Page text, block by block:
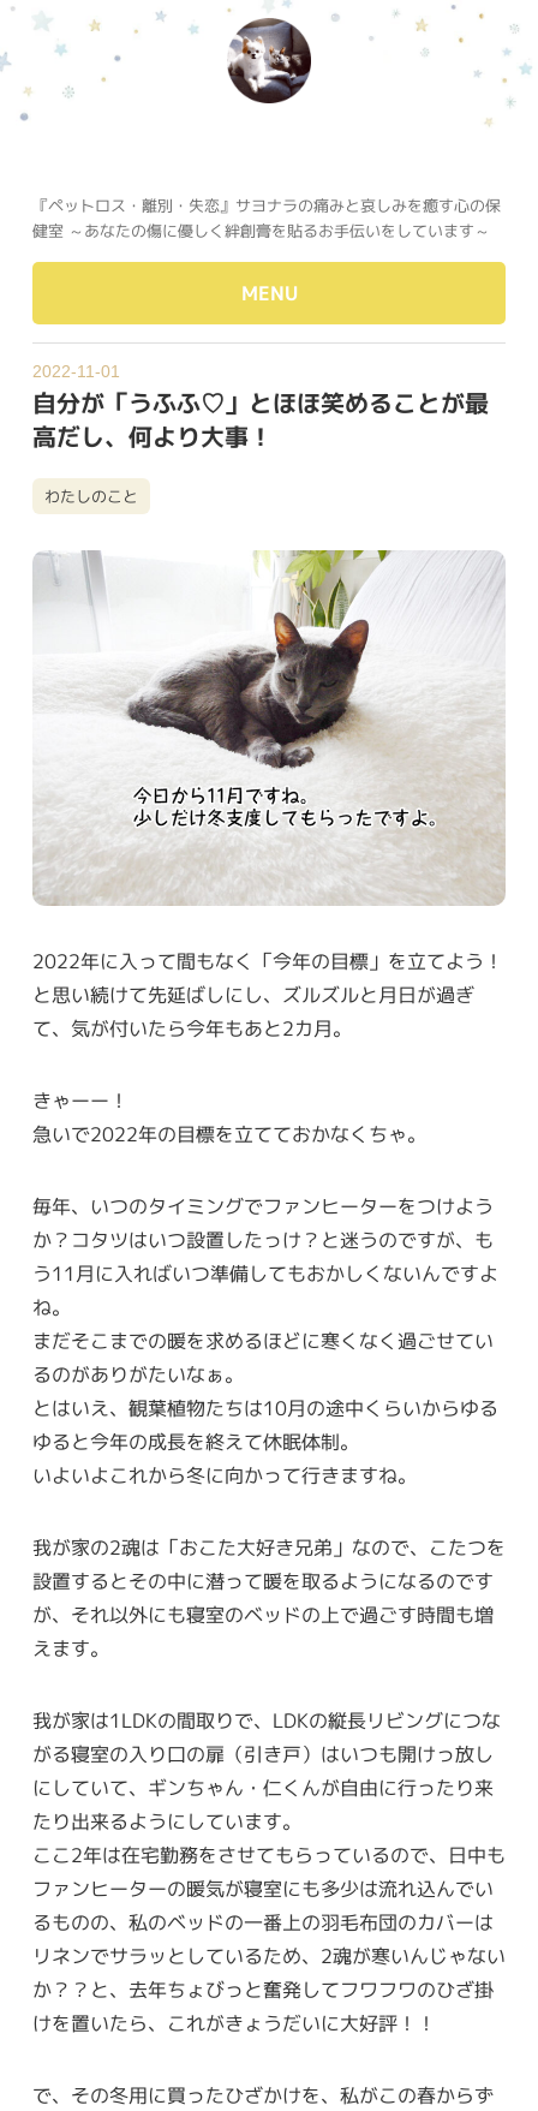
『ペットロス・離別・失恋』サヨナラの痛みと哀しみを癒す心の保
健室 ～あなたの傷に優しく絆創膏を貼るお手伝いをしています～
MENU
2022-11-01
自分が「うふふ♡」とほほ笑めることが最
高だし、何より大事！
わたしのこと
2022年に入って間もなく「今年の目標」を立てよう！
と思い続けて先延ばしにし、ズルズルと月日が過ぎ
て、気が付いたら今年もあと2カ月。
きゃーー！
急いで2022年の目標を立てておかなくちゃ。
毎年、いつのタイミングでファンヒーターをつけよう
か？コタツはいつ設置したっけ？と迷うのですが、も
う11月に入ればいつ準備してもおかしくないんですよ
ね。
まだそこまでの暖を求めるほどに寒くなく過ごせてい
るのがありがたいなぁ。
とはいえ、観葉植物たちは10月の途中くらいからゆる
ゆると今年の成長を終えて休眠体制。
いよいよこれから冬に向かって行きますね。
我が家の2魂は「おこた大好き兄弟」なので、こたつを
設置するとその中に潜って暖を取るようになるのです
が、それ以外にも寝室のベッドの上で過ごす時間も増
えます。
我が家は1LDKの間取りで、LDKの縦長リビングにつな
がる寝室の入り口の扉（引き戸）はいつも開けっ放し
にしていて、ギンちゃん・仁くんが自由に行ったり来
たり出来るようにしています。
ここ2年は在宅勤務をさせてもらっているので、日中も
ファンヒーターの暖気が寝室にも多少は流れ込んでい
るものの、私のベッドの一番上の羽毛布団のカバーは
リネンでサラッとしているため、2魂が寒いんじゃない
か？？と、去年ちょびっと奮発してフワフワのひざ掛
けを置いたら、これがきょうだいに大好評！！
で、その冬用に買ったひざかけを、私がこの春からず